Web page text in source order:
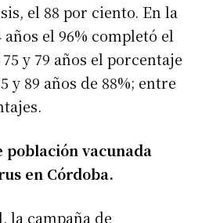
el 88 por ciento. En la
el 96% completó el
y 79 años el porcentaje
y 89 años de 88%; entre
población vacunada
en Córdoba.
la campaña de